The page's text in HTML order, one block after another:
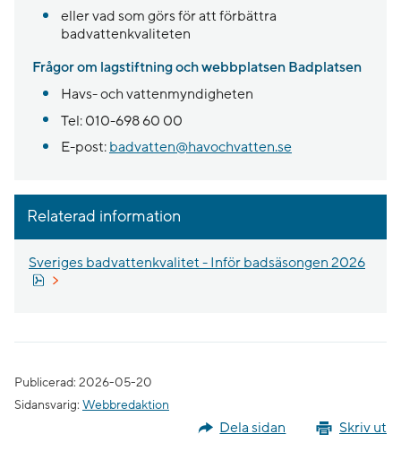
eller vad som görs för att förbättra
badvattenkvaliteten
Frågor om lagstiftning och webbplatsen Badplatsen
Havs- och vattenmyndigheten
Tel: 010-698 60 00
E-post: badvatten@havochvatten.se
Relaterad information
Sveriges badvattenkvalitet - Inför badsäsongen 2026
Pdf, 822.4 kB.
Publicerad: 2026-05-20
Sidansvarig: Webbredaktion
Skriv ut
Dela sidan